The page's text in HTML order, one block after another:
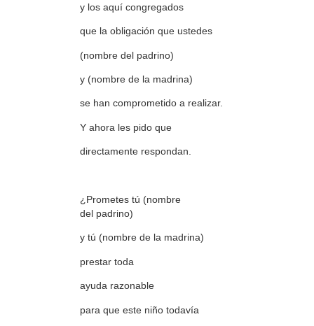
y los aquí congregados
que la obligación que ustedes
(nombre del padrino)
y (nombre de la madrina)
se han comprometido a realizar.
Y ahora les pido que
directamente respondan.
¿Prometes tú (nombre
del padrino)
y tú (nombre de la madrina)
prestar toda
ayuda razonable
para que este niño todavía